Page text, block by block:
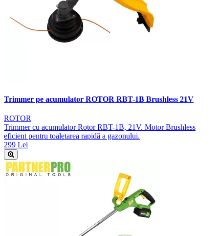
Trimmer pe acumulator ROTOR RBT-1B Brushless 21V
ROTOR
Trimmer cu acumulator Rotor RBT-1B, 21V. Motor Brushless
eficient pentru toaletarea rapidă a gazonului.
299 Lei